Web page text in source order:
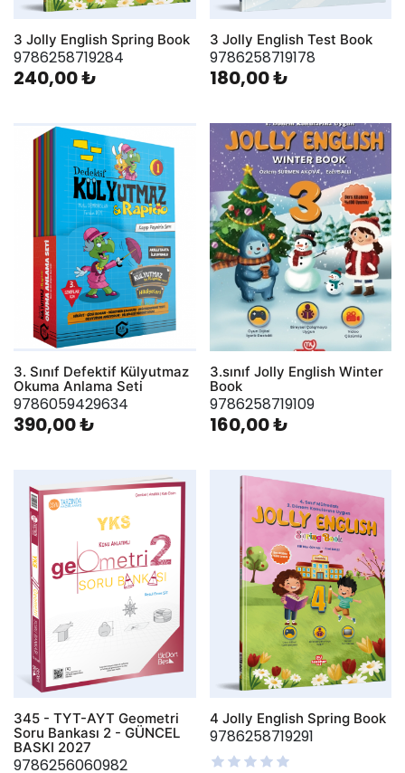
3 Jolly English Spring Book
9786258719284
240,00 ₺
3 Jolly English Test Book
9786258719178
180,00 ₺
3. Sınıf Defektif Külyutmaz
Okuma Anlama Seti
9786059429634
390,00 ₺
3.sınıf Jolly English Winter
Book
9786258719109
160,00 ₺
345 - TYT-AYT Geometri
Soru Bankası 2 - GÜNCEL
BASKI 2027
9786256060982
4 Jolly English Spring Book
9786258719291